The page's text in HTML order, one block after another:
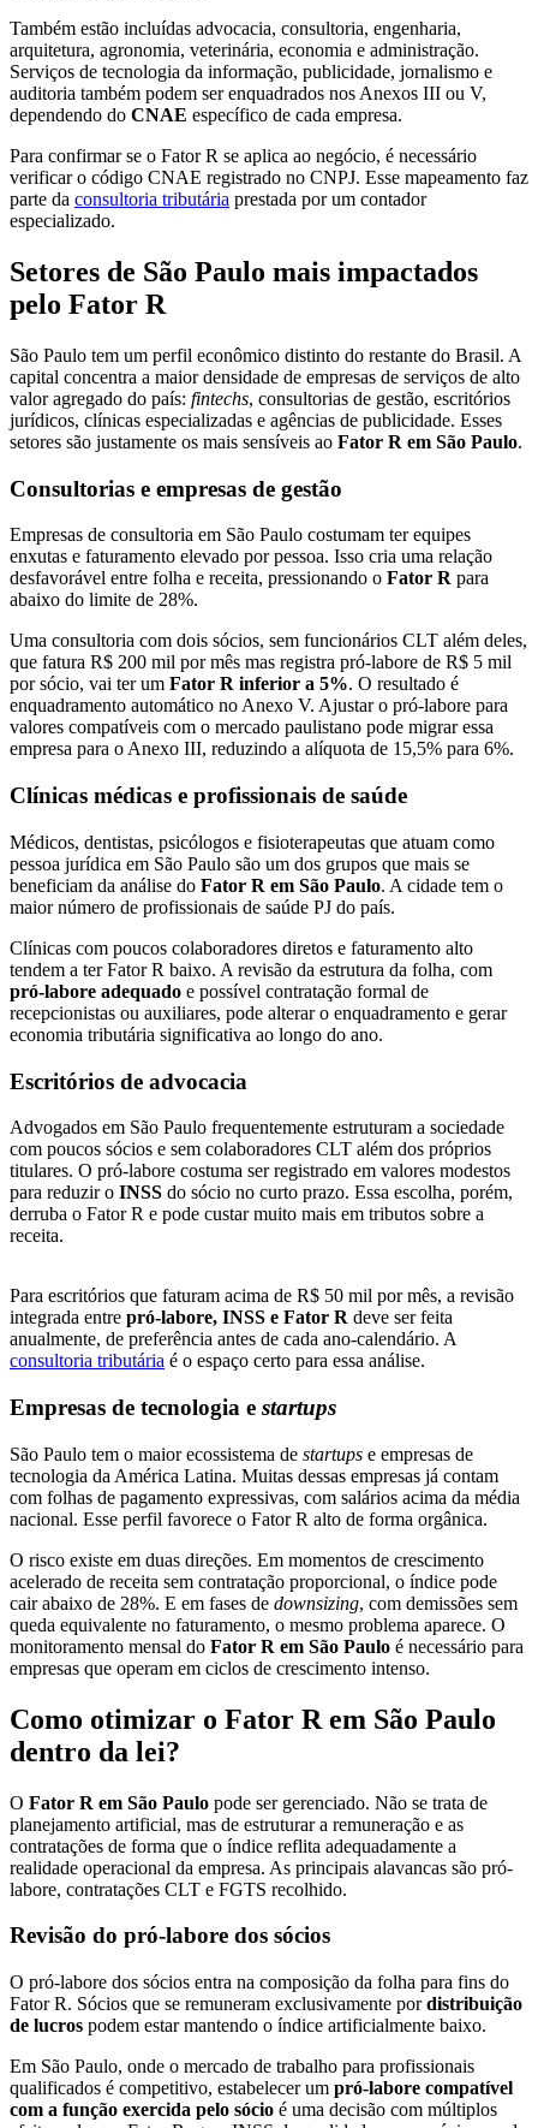
Também estão incluídas advocacia, consultoria, engenharia,
arquitetura, agronomia, veterinária, economia e administração.
Serviços de tecnologia da informação, publicidade, jornalismo e
auditoria também podem ser enquadrados nos Anexos III ou V,
dependendo do CNAE específico de cada empresa.
Para confirmar se o Fator R se aplica ao negócio, é necessário
verificar o código CNAE registrado no CNPJ. Esse mapeamento faz
parte da consultoria tributária prestada por um contador
especializado.
Setores de São Paulo mais impactados
pelo Fator R
São Paulo tem um perfil econômico distinto do restante do Brasil. A
capital concentra a maior densidade de empresas de serviços de alto
valor agregado do país: fintechs, consultorias de gestão, escritórios
jurídicos, clínicas especializadas e agências de publicidade. Esses
setores são justamente os mais sensíveis ao Fator R em São Paulo.
Consultorias e empresas de gestão
Empresas de consultoria em São Paulo costumam ter equipes
enxutas e faturamento elevado por pessoa. Isso cria uma relação
desfavorável entre folha e receita, pressionando o Fator R para
abaixo do limite de 28%.
Uma consultoria com dois sócios, sem funcionários CLT além deles,
que fatura R$ 200 mil por mês mas registra pró-labore de R$ 5 mil
por sócio, vai ter um Fator R inferior a 5%. O resultado é
enquadramento automático no Anexo V. Ajustar o pró-labore para
valores compatíveis com o mercado paulistano pode migrar essa
empresa para o Anexo III, reduzindo a alíquota de 15,5% para 6%.
Clínicas médicas e profissionais de saúde
Médicos, dentistas, psicólogos e fisioterapeutas que atuam como
pessoa jurídica em São Paulo são um dos grupos que mais se
beneficiam da análise do Fator R em São Paulo. A cidade tem o
maior número de profissionais de saúde PJ do país.
Clínicas com poucos colaboradores diretos e faturamento alto
tendem a ter Fator R baixo. A revisão da estrutura da folha, com
pró-labore adequado e possível contratação formal de
recepcionistas ou auxiliares, pode alterar o enquadramento e gerar
economia tributária significativa ao longo do ano.
Escritórios de advocacia
Advogados em São Paulo frequentemente estruturam a sociedade
com poucos sócios e sem colaboradores CLT além dos próprios
titulares. O pró-labore costuma ser registrado em valores modestos
para reduzir o INSS do sócio no curto prazo. Essa escolha, porém,
derruba o Fator R e pode custar muito mais em tributos sobre a
receita.
Para escritórios que faturam acima de R$ 50 mil por mês, a revisão
integrada entre pró-labore, INSS e Fator R deve ser feita
anualmente, de preferência antes de cada ano-calendário. A
consultoria tributária é o espaço certo para essa análise.
Empresas de tecnologia e startups
São Paulo tem o maior ecossistema de startups e empresas de
tecnologia da América Latina. Muitas dessas empresas já contam
com folhas de pagamento expressivas, com salários acima da média
nacional. Esse perfil favorece o Fator R alto de forma orgânica.
O risco existe em duas direções. Em momentos de crescimento
acelerado de receita sem contratação proporcional, o índice pode
cair abaixo de 28%. E em fases de downsizing, com demissões sem
queda equivalente no faturamento, o mesmo problema aparece. O
monitoramento mensal do Fator R em São Paulo é necessário para
empresas que operam em ciclos de crescimento intenso.
Como otimizar o Fator R em São Paulo
dentro da lei?
O Fator R em São Paulo pode ser gerenciado. Não se trata de
planejamento artificial, mas de estruturar a remuneração e as
contratações de forma que o índice reflita adequadamente a
realidade operacional da empresa. As principais alavancas são pró-
labore, contratações CLT e FGTS recolhido.
Revisão do pró-labore dos sócios
O pró-labore dos sócios entra na composição da folha para fins do
Fator R. Sócios que se remuneram exclusivamente pordistribuição
de lucros podem estar mantendo o índice artificialmente baixo.
Em São Paulo, onde o mercado de trabalho para profissionais
qualificados é competitivo, estabelecer um pró-labore compatível
com a função exercida pelo sócio é uma decisão com múltiplos